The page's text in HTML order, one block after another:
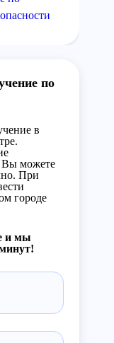
по
в
Вы можете
При
городе
и мы